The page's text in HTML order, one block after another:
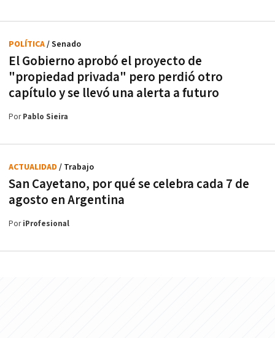
El Gobierno aprobó el proyecto de
"propiedad privada" pero perdió otro
capítulo y se llevó una alerta a futuro
POLÍTICA/ Senado
PorPablo Sieira
San Cayetano, por qué se celebra cada 7 de
agosto en Argentina
ACTUALIDAD / Trabajo
PoriProfesional